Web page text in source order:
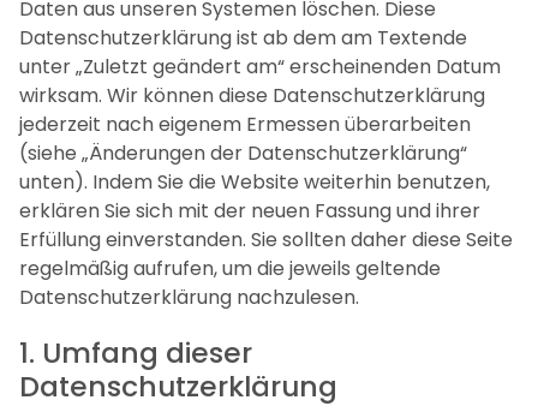
Daten aus unseren Systemen löschen. Diese
Datenschutzerklärung ist ab dem am Textende
unter „Zuletzt geändert am“ erscheinenden Datum
wirksam. Wir können diese Datenschutzerklärung
jederzeit nach eigenem Ermessen überarbeiten
(siehe „Änderungen der Datenschutzerklärung“
unten). Indem Sie die Website weiterhin benutzen,
erklären Sie sich mit der neuen Fassung und ihrer
Erfüllung einverstanden. Sie sollten daher diese Seite
regelmäßig aufrufen, um die jeweils geltende
Datenschutzerklärung nachzulesen.
1. Umfang dieser
Datenschutzerklärung